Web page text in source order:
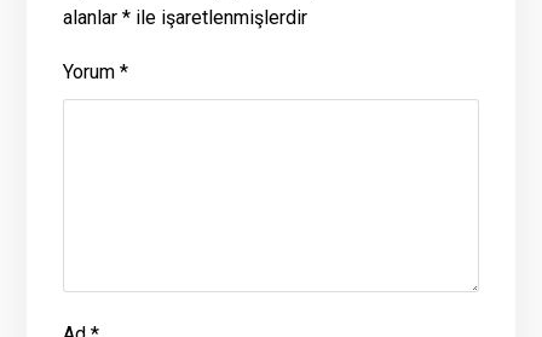
alanlar* ile işaretlenmişlerdir
Yorum*